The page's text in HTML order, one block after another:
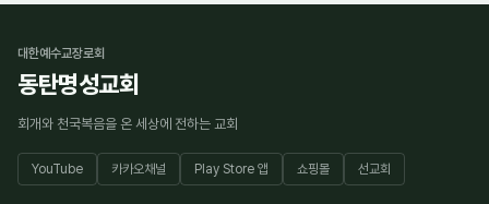
대한예수교장로회
동탄명성교회
회개와 천국복음을 온 세상에 전하는 교회
YouTube 카카오채널 Play Store 앱 쇼핑몰 선교회